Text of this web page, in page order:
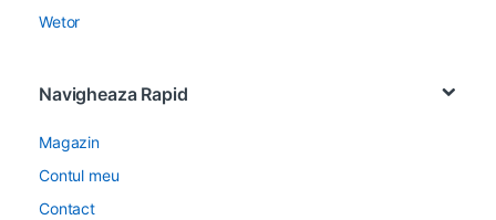
Wetor
Navigheaza Rapid
Magazin
Contul meu
Contact